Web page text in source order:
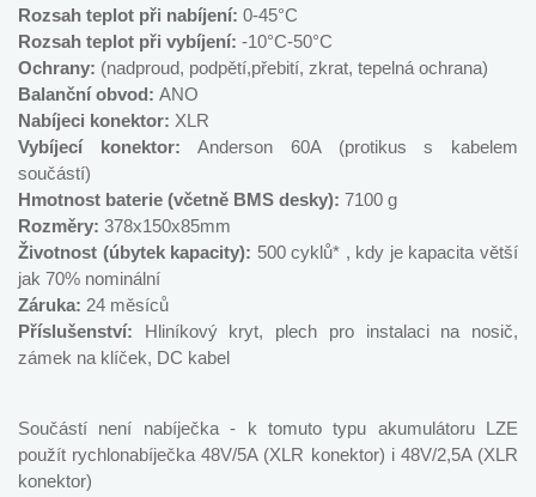
Rozsah teplot při nabíjení: 0-45°C
Rozsah teplot při vybíjení: -10°C-50°C
Ochrany: (nadproud, podpětí,přebití, zkrat, tepelná ochrana)
Balanční obvod: ANO
Nabíjeci konektor: XLR
Vybíjecí konektor: Anderson 60A (protikus s kabelem
součástí)
Hmotnost baterie (včetně BMS desky): 7100 g
Rozměry: 378x150x85mm
Životnost (úbytek kapacity): 500 cyklů* , kdy je kapacita větší
jak 70% nominální
Záruka: 24 měsíců
Příslušenství: Hliníkový kryt, plech pro instalaci na nosič,
zámek na klíček, DC kabel
Součástí není nabíječka - k tomuto typu akumulátoru LZE
použít rychlonabíječka 48V/5A (XLR konektor) i 48V/2,5A (XLR
konektor)